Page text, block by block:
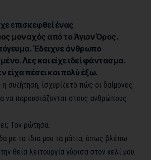
επισκεφθεί ένας
μοναχός από το Άγιον Όρος.
Έδειχνε άνθρωπο
Λες και είχε ιδεί φάντασμα.
είχα πέσει και πολύ έξω.
ίσχυρίζετο πώς οι δαίμονες
να παρουσιάζονται στους ανθρώπους
Τον ρώτησα.
με τα ίδια μου τα μάτια, όπως βλέπω
θεία λειτουργία γύρισα στον κελί μου.